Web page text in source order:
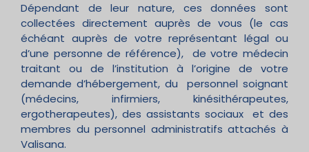
Dépendant de leur nature, ces données sont
collectées directement auprès de vous (le cas
échéant auprès de votre représentant légal ou
d’une personne de référence), de votre médecin
traitant ou de l’institution à l’origine de votre
demande d’hébergement, du personnel soignant
(médecins, infirmiers, kinésithérapeutes,
ergotherapeutes), des assistants sociaux et des
membres du personnel administratifs attachés à
Valisana.